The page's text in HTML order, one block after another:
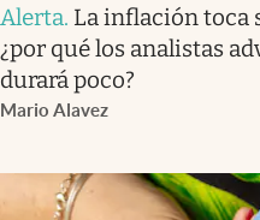
Alerta. La inflación toca
¿por qué los analistas
durará poco?
Mario Alavez